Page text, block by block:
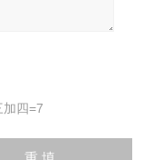
四=7